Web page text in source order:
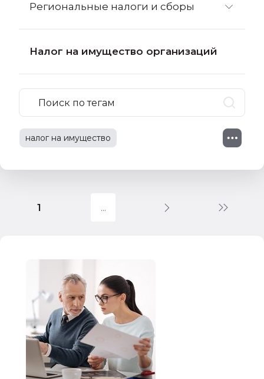
Региональные налоги и сборы
Налог на имущество организаций
налог на имущество
имущественные налоги земельный налог
1